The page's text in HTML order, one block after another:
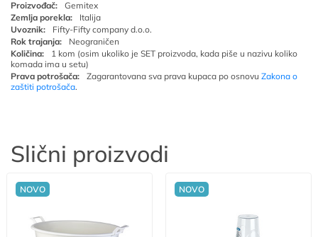
Proizvođač:
Gemitex
Zemlja porekla:
Italija
Uvoznik:
Fifty-Fifty company d.o.o.
Rok trajanja:
Neograničen
Količina:
1 kom (osim ukoliko je SET proizvoda, kada piše u nazivu koliko
komada ima u setu)
Prava potrošača:
Zagarantovana sva prava kupaca po osnovu Zakona o
zaštiti potrošača.
Slični proizvodi
NOVO NOVO